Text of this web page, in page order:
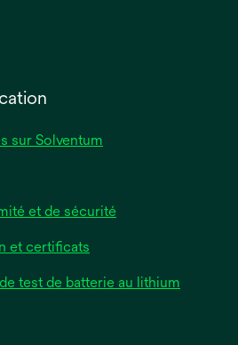
sur Solventum
et de sécurité
et certificats
test de batterie au lithium